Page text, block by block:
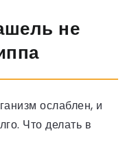
не
ослаблен, и
Что делать в